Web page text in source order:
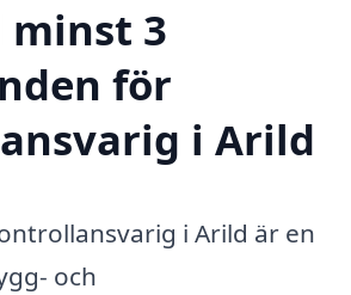
minst 3
för
i Arild
i Arild är en
och